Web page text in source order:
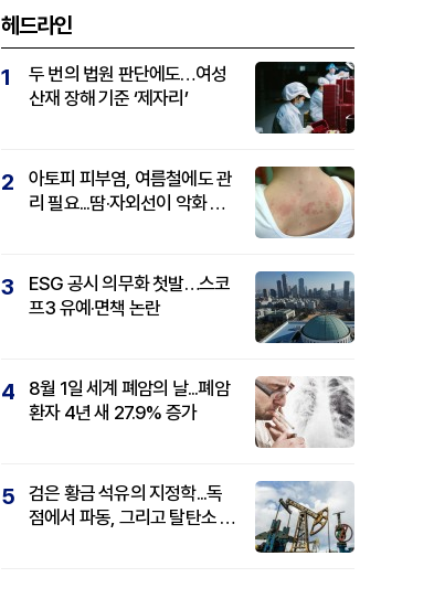
헤드라인
1
두 번의 법원 판단에도…여성
산재 장해 기준 ‘제자리’
2
아토피 피부염, 여름철에도 관
리 필요...땀·자외선이 악화 요
3
ESG 공시 의무화 첫발…스코
프3 유예·면책 논란
4
8월 1일 세계 폐암의 날...폐암
환자 4년 새 27.9% 증가
5
검은 황금 석유의 지정학...독
점에서 파동, 그리고 탈탄소 패